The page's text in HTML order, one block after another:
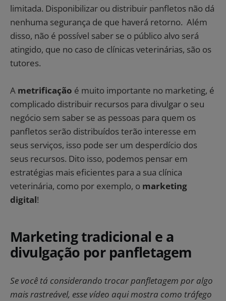
limitada. Disponibilizar ou distribuir panfletos não dá
nenhuma segurança de que haverá retorno. Além
disso, não é possível saber se o público alvo será
atingido, que no caso de clínicas veterinárias, são os
tutores.
A metrificação é muito importante no marketing, é
complicado distribuir recursos para divulgar o seu
negócio sem saber se as pessoas para quem os
panfletos serão distribuídos terão interesse em
seus serviços, isso pode ser um desperdício dos
seus recursos. Dito isso, podemos pensar em
estratégias mais eficientes para a sua clínica
veterinária, como por exemplo, o marketing
digital!
Marketing tradicional e a
divulgação por panfletagem
Se você tá considerando trocar panfletagem por algo
mais rastreável, esse vídeo aqui mostra como tráfego